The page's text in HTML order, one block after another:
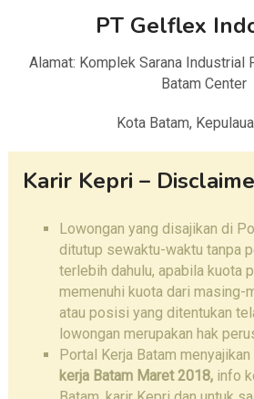
PT Gelflex
Alamat: Komplek Sarana Industrial
Batam Center
Kota Batam,
Karir Kepri –
Lowongan yang disajikan di
ditutup sewaktu-waktu tanpa
terlebih dahulu, apabila kuota
memenuhi kuota dari masing-
atau posisi yang ditentukan
lowongan merupakan hak
Portal Kerja Batam
kerja Batam Maret 2018,info